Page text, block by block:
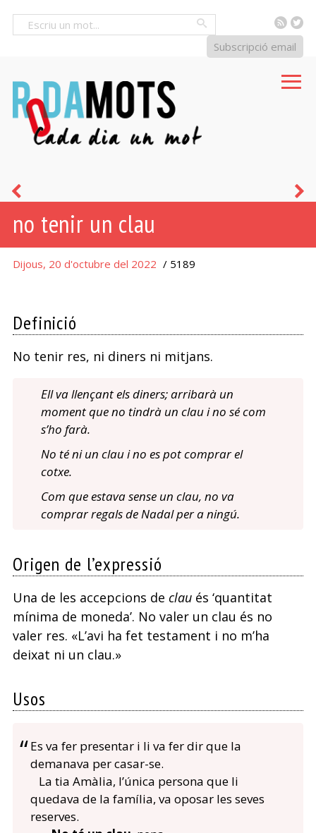
RSS
Subscripció email
no tenir un clau
Dijous, 20 d'octubre del 2022 / 5189
Definició
No tenir res, ni diners ni mitjans.
Ell va llençant els diners; arribarà un
moment que no tindrà un clau i no sé com
s’ho farà.
No té ni un clau i no es pot comprar el
cotxe.
Com que estava sense un clau, no va
comprar regals de Nadal per a ningú.
Origen de l’expressió
Una de les accepcions de claués ‘quantitat
mínima de moneda’. No valer un clau és no
valer res. «L’avi ha fet testament i no m’ha
deixat ni un clau.»
Usos
Es va fer presentar i li va fer dir que la
demanava per casar-se.
La tia Amàlia, l’única persona que li
quedava de la família, va oposar les seves
reserves.
no
tenir
aturador